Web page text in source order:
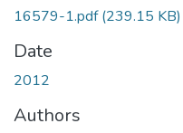
16579-1.pdf(239.15 KB)
Date
2012
Authors